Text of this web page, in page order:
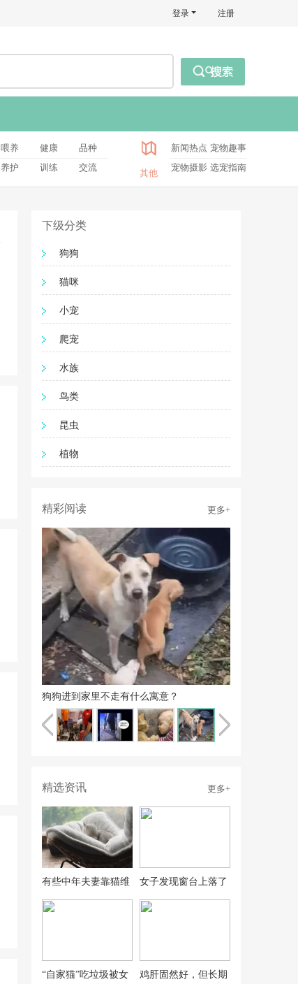
登录 注册
喂养 健康
品种
养护
训练 交流
其他
新闻热点 宠物趣事
宠物摄影 选宠指南
下级分类
狗狗
猫咪
小宠
爬宠
水族
鸟类
昆虫
植物
精彩阅读 更多+
流浪猫来到家里预示着什么呢？
精选资讯 更多+
有些中年夫妻靠猫维
系友谊
女子发现窗台上落了
只鸽子，鸽子主人说
“自家猫”吃垃圾被女
鸡肝固然好，但长期